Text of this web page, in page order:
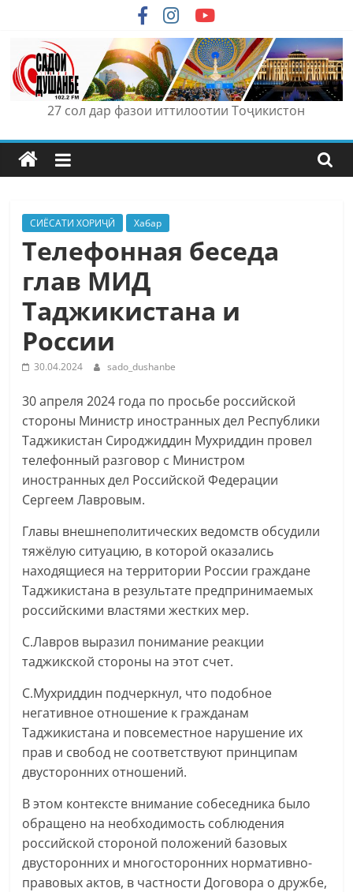
content
27 сол дар фазои иттилоотии Тоҷикистон
СИЁСАТИ ХОРИҶӢ Хабар
Телефонная беседа
глав МИД
Таджикистана и
России
30.04.2024 sado_dushanbe
30 апреля 2024 года по просьбе российской
стороны Министр иностранных дел Республики
Таджикистан Сироджиддин Мухриддин провел
телефонный разговор с Министром
иностранных дел Российской Федерации
Сергеем Лавровым.
Главы внешнеполитических ведомств обсудили
тяжёлую ситуацию, в которой оказались
находящиеся на территории России граждане
Таджикистана в результате предпринимаемых
российскими властями жестких мер.
С.Лавров выразил понимание реакции
таджикской стороны на этот счет.
С.Мухриддин подчеркнул, что подобное
негативное отношение к гражданам
Таджикистана и повсеместное нарушение их
прав и свобод не соответствуют принципам
двусторонних отношений.
В этом контексте внимание собеседника было
обращено на необходимость соблюдения
российской стороной положений базовых
двусторонних и многосторонних нормативно-
правовых актов, в частности Договора о дружбе,